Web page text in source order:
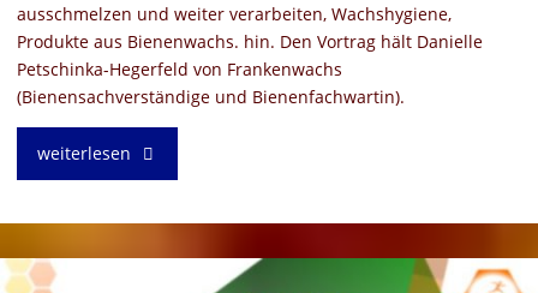
ausschmelzen und weiter verarbeiten, Wachshygiene,
Produkte aus Bienenwachs. hin. Den Vortrag hält Danielle
Petschinka-Hegerfeld von Frankenwachs
(Bienensachverständige und Bienenfachwartin).
weiterlesen"Vortrag
Cadolzburg